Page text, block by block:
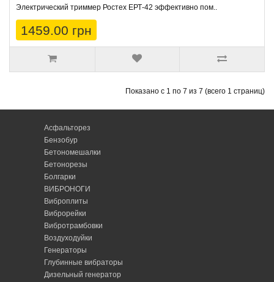
Электрический триммер Ростех ЕРТ-42 эффективно пом..
1459.00 грн
Показано с 1 по 7 из 7 (всего 1 страниц)
Асфальторез
Бензобур
Бетономешалки
Бетонорезы
Болгарки
ВИБРОНОГИ
Виброплиты
Виброрейки
Вибротрамбовки
Воздуходуйки
Генераторы
Глубинные вибраторы
Дизельный генератор